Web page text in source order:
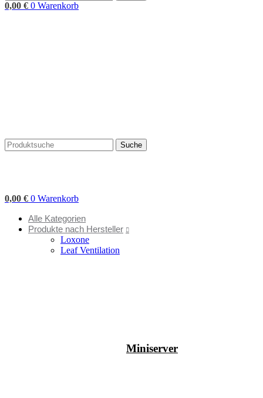
0,00 € 0 Warenkorb
Suche
0,00 € 0 Warenkorb
Alle Kategorien
Produkte nach Hersteller
Loxone
Leaf Ventilation
Miniserver